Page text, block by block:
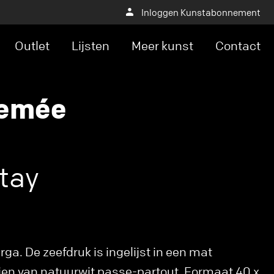
Inloggen Kunstabonnement
Outlet Lijsten Meer kunst Contact
De zeefdruk is ingelijst in een mat